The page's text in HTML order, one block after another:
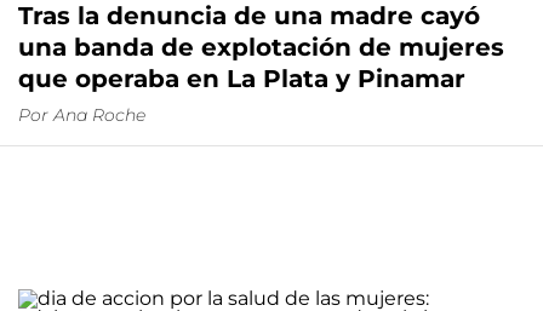
Tras la denuncia de una madre cayó
una banda de explotación de mujeres
que operaba en La Plata y Pinamar
Por Ana Roche